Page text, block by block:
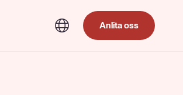
Anlita oss